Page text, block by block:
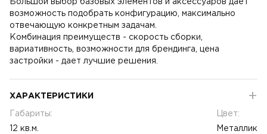
Большой выбор базовых элементов и аксессуаров дает
возможность подобрать конфигурацию, максимально
отвечающую конкретным задачам.
Комбинация преимуществ - скорость сборки,
вариативность, возможности для брендинга, цена
застройки - дает лучшие решения.
ХАРАКТЕРИСТИКИ
Габариты:
12 кв.м.
Цвет:
Металлик